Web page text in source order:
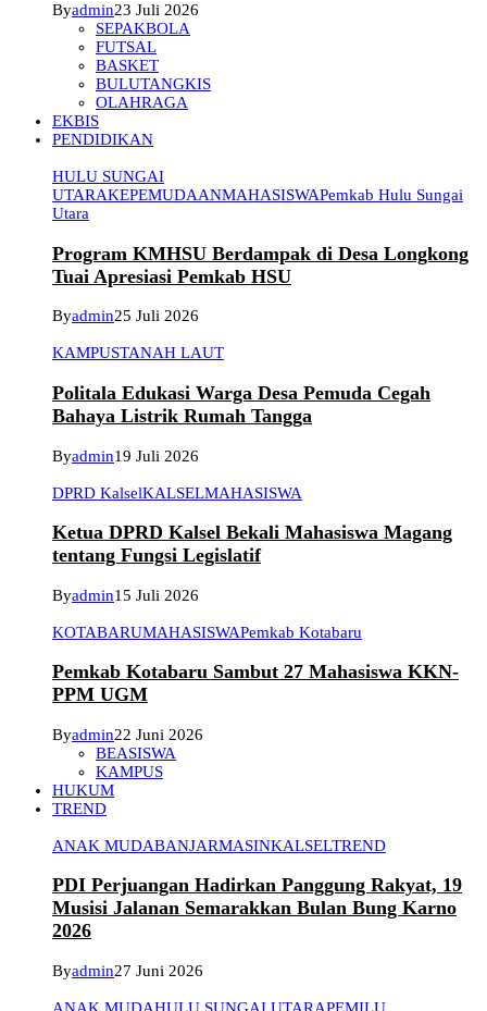
Byadmin23 Juli 2026
SEPAKBOLA
FUTSAL
BASKET
BULUTANGKIS
OLAHRAGA
EKBIS
PENDIDIKAN
HULU SUNGAI
UTARAKEPEMUDAANMAHASISWAPemkab Hulu Sungai
Utara
Program KMHSU Berdampak di Desa Longkong
Tuai Apresiasi Pemkab HSU
Byadmin25 Juli 2026
KAMPUSTANAH LAUT
Politala Edukasi Warga Desa Pemuda Cegah
Bahaya Listrik Rumah Tangga
Byadmin19 Juli 2026
DPRD KalselKALSELMAHASISWA
Ketua DPRD Kalsel Bekali Mahasiswa Magang
tentang Fungsi Legislatif
Byadmin15 Juli 2026
KOTABARUMAHASISWAPemkab Kotabaru
Pemkab Kotabaru Sambut 27 Mahasiswa KKN-
PPM UGM
Byadmin22 Juni 2026
BEASISWA
KAMPUS
HUKUM
TREND
ANAK MUDABANJARMASINKALSELTREND
PDI Perjuangan Hadirkan Panggung Rakyat, 19
Musisi Jalanan Semarakkan Bulan Bung Karno
2026
Byadmin27 Juni 2026